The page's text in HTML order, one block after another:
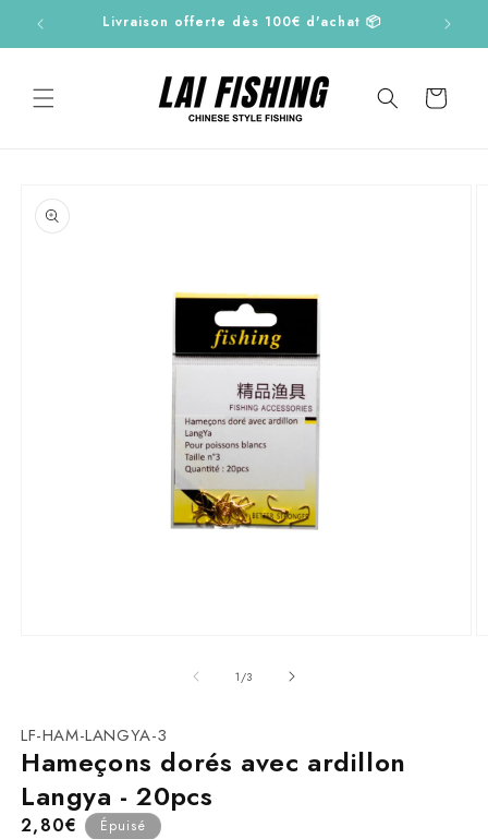
passer
au
Livraison offerte dès 100€ d'achat 📦
Panier
informations
produits
fenêtre
modale
1 /de3
SKU:
LF-HAM-LANGYA-3
Hameçons dorés avec ardillon
Langya - 20pcs
Prix
2,80€ Épuisé